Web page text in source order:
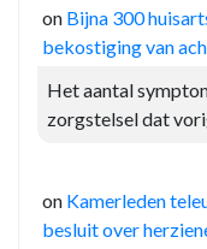
on Bijna 300
bekostiging van
Het aantal
zorgstelsel dat
on Kamerleden
besluit over